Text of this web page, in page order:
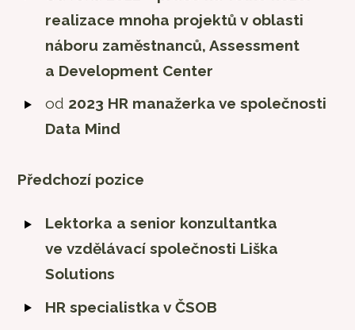
realizace mnoha projektů v oblasti
náboru zaměstnanců, Assessment
a Development Center
od 2023 HR manažerka ve společnosti
Data Mind
Předchozí pozice
Lektorka a senior konzultantka
ve vzdělávací společnosti Liška
Solutions
HR specialistka v ČSOB